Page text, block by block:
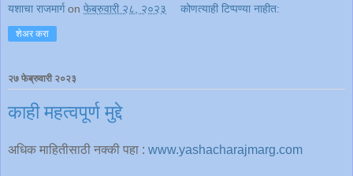
यशाचा राजमार्ग on फेब्रुवारी २८, २०२३ कोणत्याही टिप्पण्‍या नाहीत:
शेअर करा
२७ फेब्रुवारी २०२३
काही महत्वपूर्ण मुद्दे
अधिक माहितीसाठी नक्की पहा : www.yashacharajmarg.com